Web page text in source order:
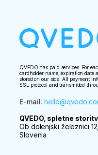
QVEDO has paid services. For
cardholder name, expiration date
stored on our side. All payment
SSL protocol and transmitted
E-mail:
QVEDO, spletne
Ob dolenjski železnici
Slovenia